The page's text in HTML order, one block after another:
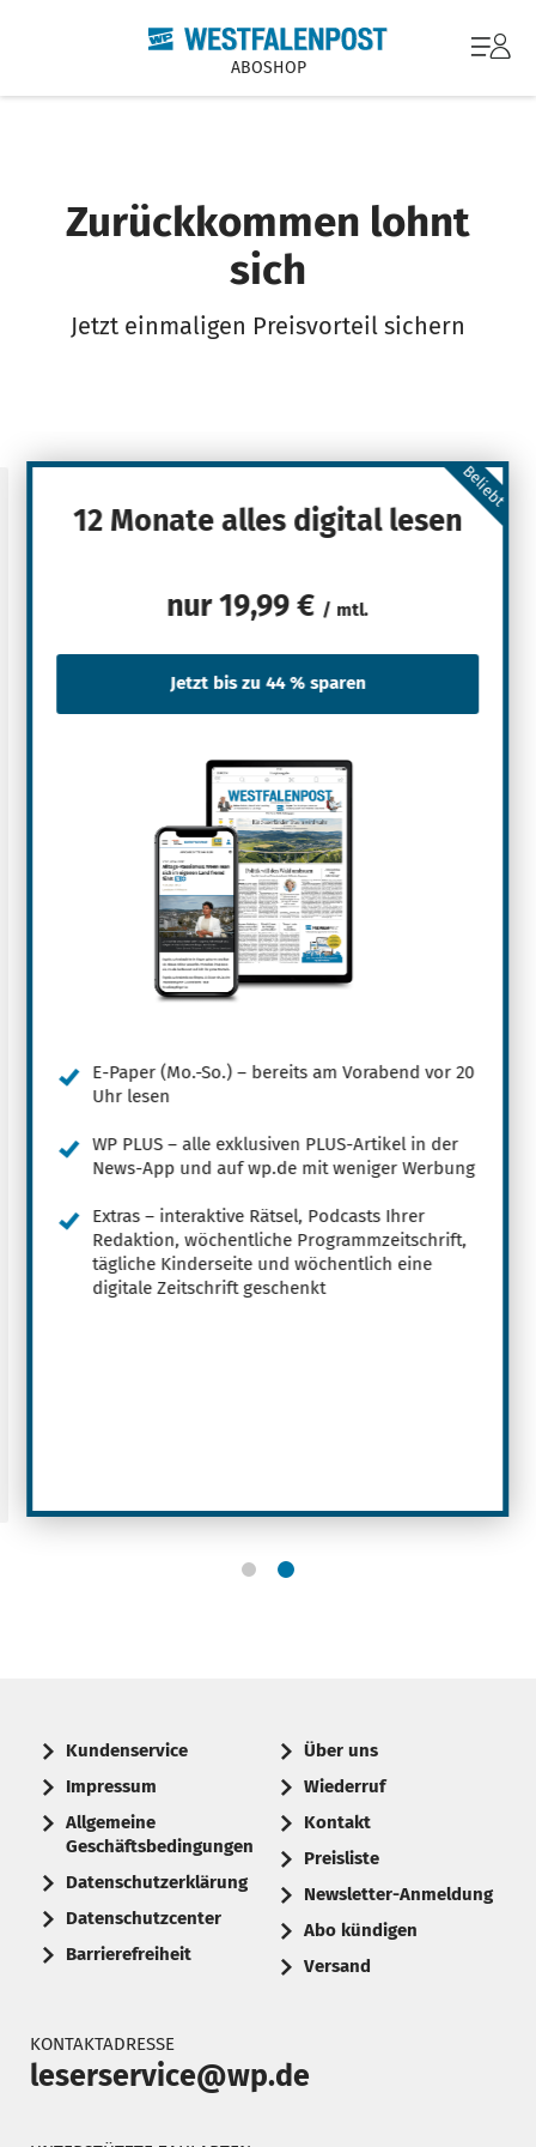
ABOSHOP
Zurückkommen lohnt
sich
Jetzt einmaligen Preisvorteil sichern
Beliebt
12 Monate alles digital lesen
nur19,99 € / mtl.
E-Paper (Mo.-So.) – bereits am Vorabend vor 20
Uhr lesen
WP PLUS – alle exklusiven PLUS-Artikel in der
News-App und auf wp.de mit weniger Werbung
Extras – interaktive Rätsel, Podcasts Ihrer
Redaktion, wöchentliche Programmzeitschrift,
tägliche Kinderseite und wöchentlich eine
digitale Zeitschrift geschenkt
Kundenservice
Impressum
Allgemeine
Geschäftsbedingungen
Datenschutzerklärung
Datenschutzcenter
Barrierefreiheit
Über uns
Wiederruf
Kontakt
Preisliste
Newsletter-Anmeldung
Abo kündigen
Versand
KONTAKTADRESSE
leserservice@wp.de